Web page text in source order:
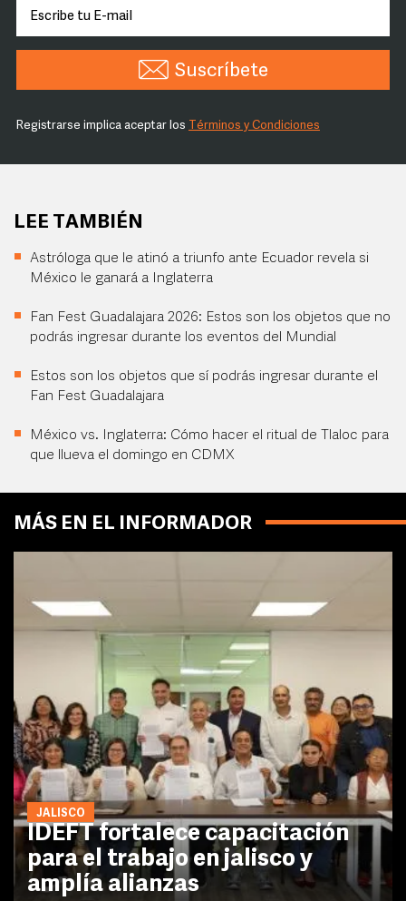
Suscríbete
Registrarse implica aceptar los Términos y Condiciones
LEE TAMBIÉN
Astróloga que le atinó a triunfo ante Ecuador revela si
México le ganará a Inglaterra
Fan Fest Guadalajara 2026: Estos son los objetos que no
podrás ingresar durante los eventos del Mundial
Estos son los objetos que sí podrás ingresar durante el
Fan Fest Guadalajara
México vs. Inglaterra: Cómo hacer el ritual de Tlaloc para
que llueva el domingo en CDMX
MÁS EN EL INFORMADOR
JALISCO
IDEFT fortalece capacitación
para el trabajo en jalisco y
amplía alianzas